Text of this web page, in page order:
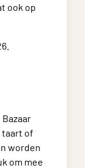
ook op
taart of
worden
om mee